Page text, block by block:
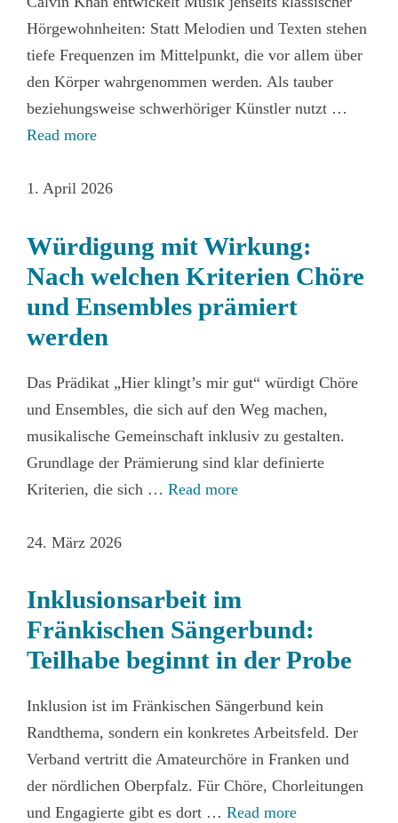
Hörgewohnheiten: Statt Melodien und Texten stehen
tiefe Frequenzen im Mittelpunkt, die vor allem über
den Körper wahrgenommen werden. Als tauber
beziehungsweise schwerhöriger Künstler nutzt …
Read more
1. April 2026
Würdigung mit Wirkung:
Nach welchen Kriterien Chöre
und Ensembles prämiert
werden
Das Prädikat „Hier klingt’s mir gut“ würdigt Chöre
und Ensembles, die sich auf den Weg machen,
musikalische Gemeinschaft inklusiv zu gestalten.
Grundlage der Prämierung sind klar definierte
Kriterien, die sich … Read more
24. März 2026
Inklusionsarbeit im
Fränkischen Sängerbund:
Teilhabe beginnt in der Probe
Inklusion ist im Fränkischen Sängerbund kein
Randthema, sondern ein konkretes Arbeitsfeld. Der
Verband vertritt die Amateurchöre in Franken und
der nördlichen Oberpfalz. Für Chöre, Chorleitungen
und Engagierte gibt es dort … Read more